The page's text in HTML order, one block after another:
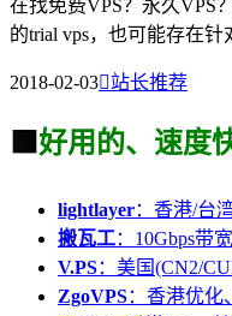
在找免费VPS？永久VPS
的trial vps，也可能存在
2018-02-03站长推荐
🟩 好用的、速度
lightlayer：香港/台
搬瓦工：10Gbps带
V.PS：美国(CN2/
ZgoVPS：香港优化